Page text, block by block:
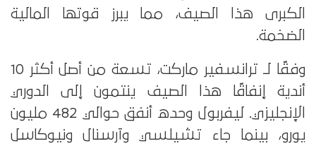
الكبرى هذا الصيف، مما يبرز قوتها المالية
الضخمة.
وفقًا لـ ترانسفير ماركت، تسعة من أصل أكثر 10
أندية إنفاقًا هذا الصيف ينتمون إلى الدوري
الإنجليزي. ليفربول وحده أنفق حوالي 482 مليون
يورو، بينما جاء تشيلسي وآرسنال ونيوكاسل